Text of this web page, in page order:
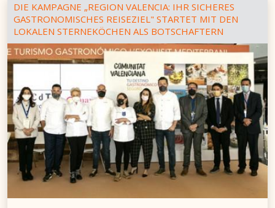
DIE KAMPAGNE „REGION VALENCIA: IHR SICHERES
GASTRONOMISCHES REISEZIEL" STARTET MIT DEN
LOKALEN STERNEKÖCHEN ALS BOTSCHAFTERN